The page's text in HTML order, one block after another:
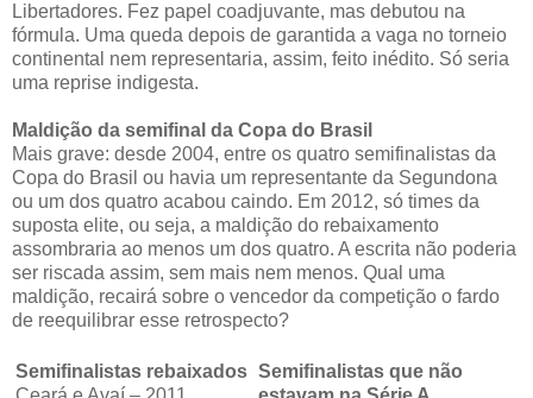
Libertadores. Fez papel coadjuvante, mas debutou na
fórmula. Uma queda depois de garantida a vaga no torneio
continental nem representaria, assim, feito inédito. Só seria
uma reprise indigesta.
Maldição da semifinal da Copa do Brasil
Mais grave: desde 2004, entre os quatro semifinalistas da
Copa do Brasil ou havia um representante da Segundona
ou um dos quatro acabou caindo. Em 2012, só times da
suposta elite, ou seja, a maldição do rebaixamento
assombraria ao menos um dos quatro. A escrita não poderia
ser riscada assim, sem mais nem menos. Qual uma
maldição, recairá sobre o vencedor da competição o fardo
de reequilibrar esse retrospecto?
Semifinalistas rebaixados Semifinalistas que não